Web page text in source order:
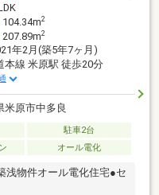
104.34m2
207.89m2
年2月(築5年7ヶ月)
本線 米原駅 徒歩20分
米原市中多良
駐車2台
オール電化
浅物件オール電化住宅●セ